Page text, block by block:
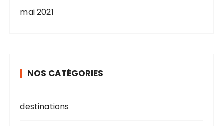
mai 2021
NOS CATÉGORIES
destinations